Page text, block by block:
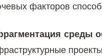
факторов
среды